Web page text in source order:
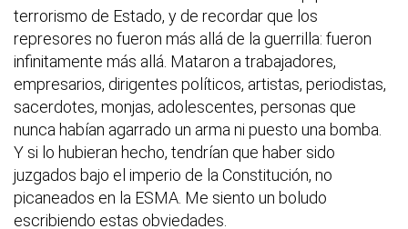
terrorismo de Estado, y de recordar que los
represores no fueron más allá de la guerrilla: fueron
infinitamente más allá. Mataron a trabajadores,
empresarios, dirigentes políticos, artistas, periodistas,
sacerdotes, monjas, adolescentes, personas que
nunca habían agarrado un arma ni puesto una bomba.
Y si lo hubieran hecho, tendrían que haber sido
juzgados bajo el imperio de la Constitución, no
picaneados en la ESMA. Me siento un boludo
escribiendo estas obviedades.